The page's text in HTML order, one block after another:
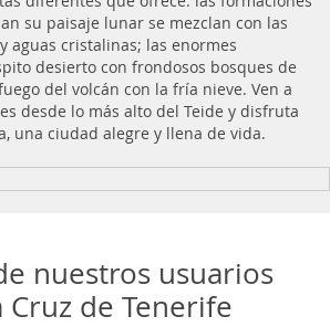
su paisaje lunar se mezclan con las
aguas cristalinas; las enormes
desierto con frondosos bosques de
del volcán con la fría nieve. Ven a
desde lo más alto del Teide y disfruta
una ciudad alegre y llena de vida.
nuestros usuarios
Cruz de Tenerife